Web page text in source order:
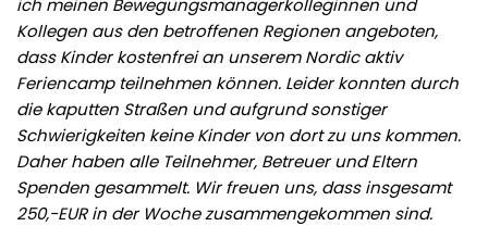
ich meinen Bewegungsmanagerkolleginnen und
Kollegen aus den betroffenen Regionen angeboten,
dass Kinder kostenfrei an unserem Nordic aktiv
Feriencamp teilnehmen können. Leider konnten durch
die kaputten Straßen und aufgrund sonstiger
Schwierigkeiten keine Kinder von dort zu uns kommen.
Daher haben alle Teilnehmer, Betreuer und Eltern
Spenden gesammelt. Wir freuen uns, dass insgesamt
250,-EUR in der Woche zusammengekommen sind.